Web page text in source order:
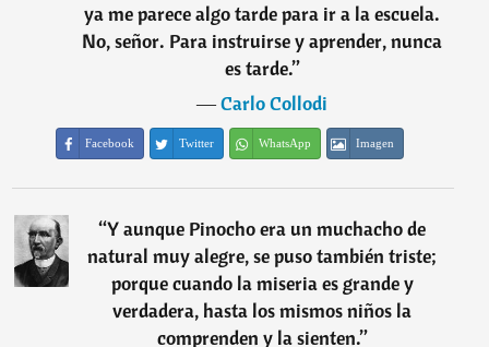
ya me parece algo tarde para ir a la escuela.
No, señor. Para instruirse y aprender, nunca
es tarde.”
―Carlo Collodi
Facebook Twitter WhatsApp Imagen
“Y aunque Pinocho era un muchacho de
natural muy alegre, se puso también triste;
porque cuando la miseria es grande y
verdadera, hasta los mismos niños la
comprenden y la sienten.”